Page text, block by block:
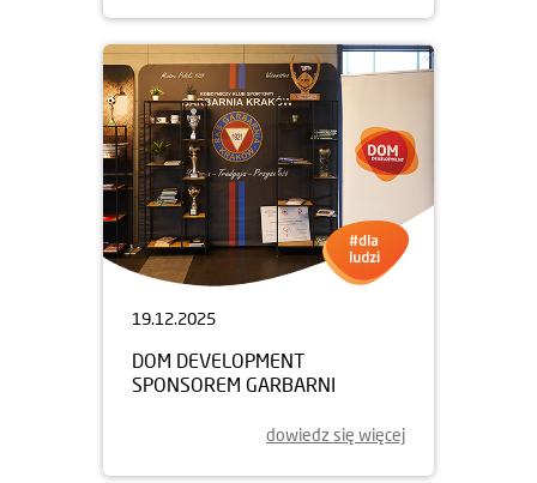
19.12.2025
DOM DEVELOPMENT
SPONSOREM GARBARNI
dowiedz się więcej